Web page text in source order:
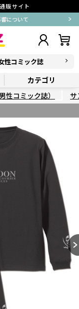
販サイト
について
性コミック誌
カテゴリ
性コミック誌）
サ